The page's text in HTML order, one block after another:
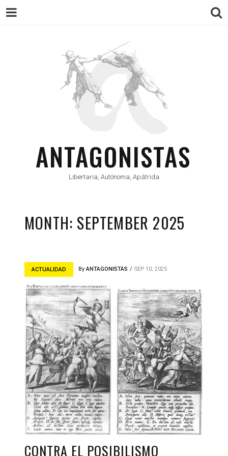
ANTAGONISTAS
Libertaria, Autónoma, Apátrida
MONTH: SEPTEMBER 2025
ACTUALIDAD ByANTAGONISTAS SEP 10, 2025
CONTRA EL POSIBILISMO